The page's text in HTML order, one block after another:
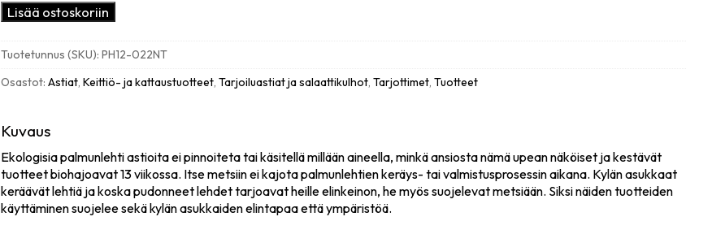
Lautanen
pyöreä
12kpl
palmunlehti
Lisää ostoskoriin
Tuotetunnus (SKU):PH12-022NT
Osastot:Astiat,Keittiö- ja kattaustuotteet,Tarjoiluastiat ja salaattikulhot,Tarjottimet,Tuotteet
Kuvaus
Ekologisia palmunlehti astioita ei pinnoiteta tai käsitellä millään aineella, minkä ansiosta nämä upean näköiset ja kestävät
tuotteet biohajoavat 13 viikossa. Itse metsiin ei kajota palmunlehtien keräys- tai valmistusprosessin aikana. Kylän asukkaat
keräävät lehtiä ja koska pudonneet lehdet tarjoavat heille elinkeinon, he myös suojelevat metsiään. Siksi näiden tuotteiden
käyttäminen suojelee sekä kylän asukkaiden elintapaa että ympäristöä.